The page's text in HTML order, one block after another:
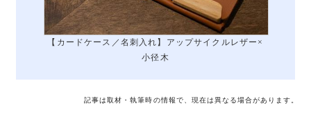
【カードケース／名刺入れ】アップサイクルレザー×
小径木
記事は取材・執筆時の情報で、現在は異なる場合があります。